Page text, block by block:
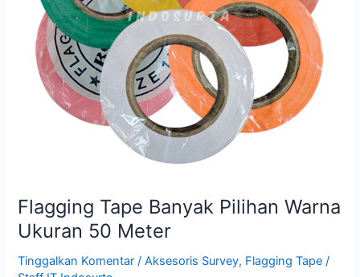
Flagging Tape Banyak Pilihan Warna
Ukuran 50 Meter
Tinggalkan Komentar /Aksesoris Survey, Flagging Tape /